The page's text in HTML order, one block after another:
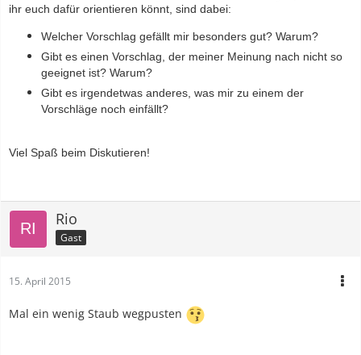
ihr euch dafür orientieren könnt, sind dabei:
Welcher Vorschlag gefällt mir besonders gut? Warum?
Gibt es einen Vorschlag, der meiner Meinung nach nicht so
geeignet ist? Warum?
Gibt es irgendetwas anderes, was mir zu einem der
Vorschläge noch einfällt?
Viel Spaß beim Diskutieren!
Rio
Gast
15. April 2015
Mal ein wenig Staub wegpusten